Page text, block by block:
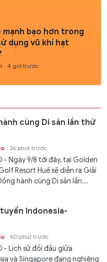
mạnh bạo hơn trong
dụng vũ khí hạt
4 giờ trước
cùng Di sản lần thứ
36 phút trước
- Ngày 9/8 tới đây, tại Golden
Resort Huế sẽ diễn ra Giải
hành cùng Di sản lần...
Indonesia-
40 phút trước
- Lịch sử đối đầu giữa
và Singapore đang nghiêng